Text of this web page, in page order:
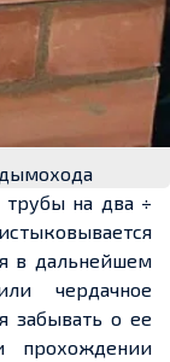
на два ÷
в дальнейшем
чердачное
забывать о ее
прохождении